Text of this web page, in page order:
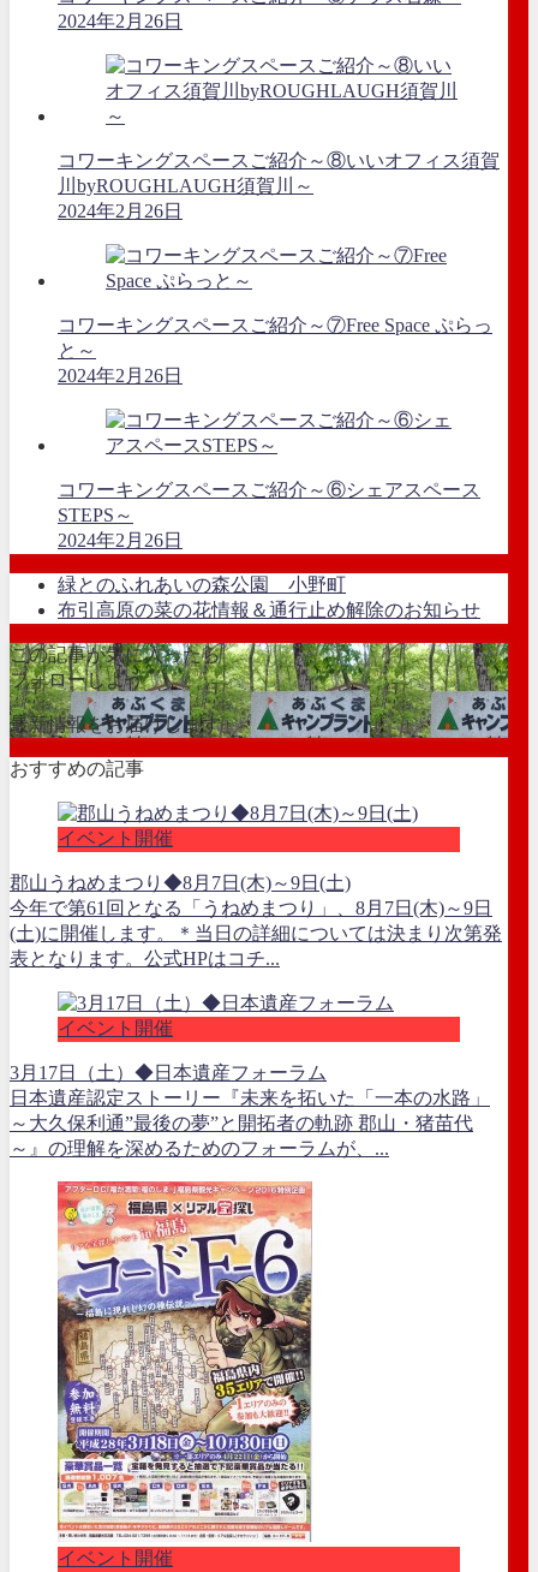
2024年2月26日
コワーキングスペースご紹介～⑧いいオフィス須賀
川byROUGHLAUGH須賀川～
2024年2月26日
コワーキングスペースご紹介～⑦Free Space ぷらっ
と～
2024年2月26日
コワーキングスペースご紹介～⑥シェアスペース
STEPS～
2024年2月26日
緑とのふれあいの森公園 小野町
布引高原の菜の花情報＆通行止め解除のお知らせ
この記事が気に入ったら
フォローしよう
最新情報をお届けします
おすすめの記事
イベント開催
郡山うねめまつり◆8月7日(木)～9日(土)
今年で第61回となる「うねめまつり」、8月7日(木)～9日
(土)に開催します。＊当日の詳細については決まり次第発
表となります。公式HPはコチ...
イベント開催
3月17日（土）◆日本遺産フォーラム
日本遺産認定ストーリー『未来を拓いた「一本の水路」
～大久保利通”最後の夢”と開拓者の軌跡 郡山・猪苗代
～』の理解を深めるためのフォーラムが、...
イベント開催